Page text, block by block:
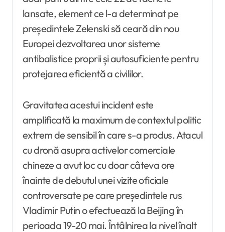
lansate, element ce l-a determinat pe
președintele Zelenski să ceară din nou
Europei dezvoltarea unor sisteme
antibalistice proprii și autosuficiente pentru
protejarea eficientă a civililor.
Gravitatea acestui incident este
amplificată la maximum de contextul politic
extrem de sensibil în care s-a produs. Atacul
cu dronă asupra activelor comerciale
chineze a avut loc cu doar câteva ore
înainte de debutul unei vizite oficiale
controversate pe care președintele rus
Vladimir Putin o efectuează la Beijing în
perioada 19-20 mai. Întâlnirea la nivel înalt